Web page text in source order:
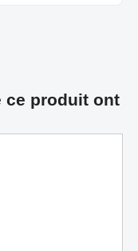
ce produit ont